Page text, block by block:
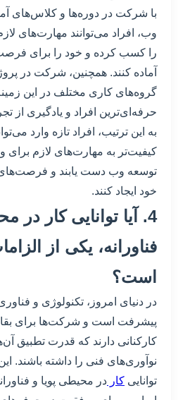
با شرکت در دوره‌ها و کلاس‌های
وب، افراد می‌توانند مهارت‌های
را کسب کرده و خود را برای
آماده کنند. همچنین، شرکت در
گروه‌های کاری مختلف در این
حرفه‌ای‌ترین افراد و یادگیری از
به این ترتیب، افراد تازه وارد
کیفیت‌تر به مهارت‌های لازم برای
توسعه وب دست یابند و
خود ایجاد کنند.
4. آیا توانایی کار در
فناورانه، یکی از
است؟
در دنیای امروز، تکنولوژی و
پیشرفت است و شرکت‌ها برای بقا و
کارکنانی دارند که قدرت تطبیق
نوآوری‌های فنی را داشته باشند.
توانایی کار در محیطی پویا و